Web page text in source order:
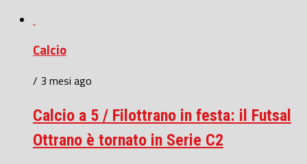
Calcio
/ 3 mesi ago
Calcio a 5 / Filottrano in festa: il Futsal
Ottrano è tornato in Serie C2